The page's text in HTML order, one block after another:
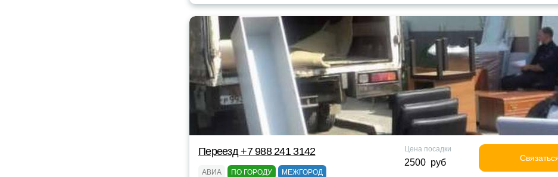
Переезд +7 988 241 3142
АВИА ПО ГОРОДУ МЕЖГОРОД
Цена посадки
2500 руб